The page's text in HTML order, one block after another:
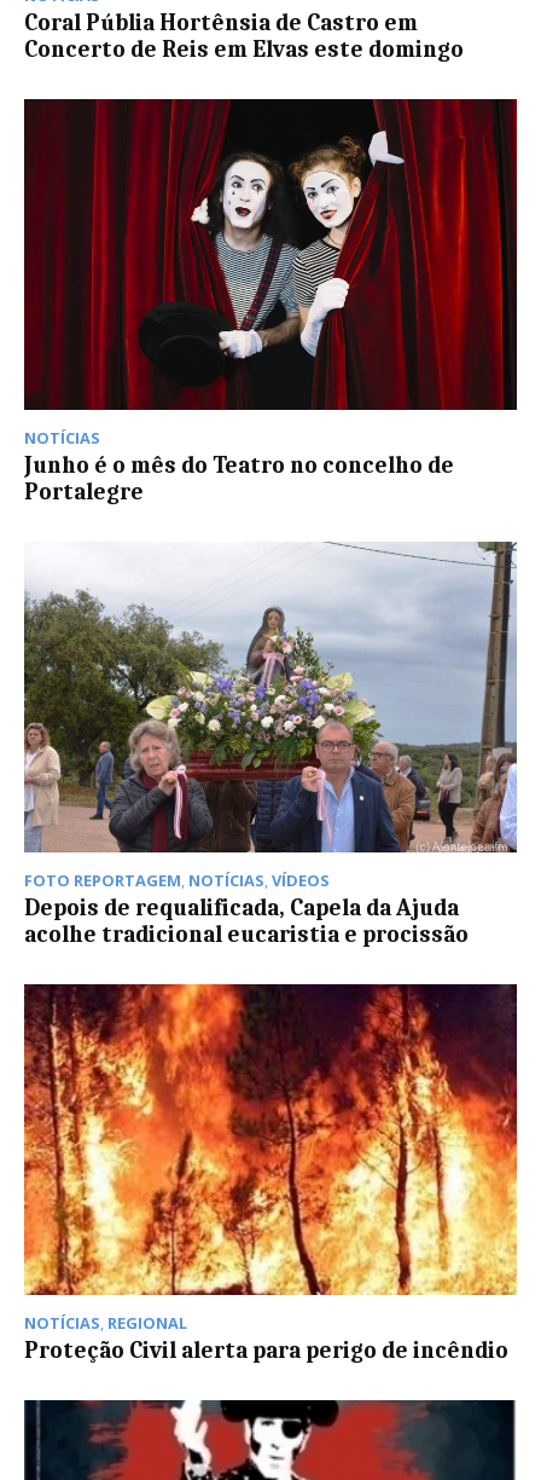
Coral Públia Hortênsia de Castro em
Concerto de Reis em Elvas este domingo
NOTÍCIAS
Junho é o mês do Teatro no concelho de
Portalegre
FOTO REPORTAGEM NOTÍCIAS VÍDEOS
Depois de requalificada, Capela da Ajuda
acolhe tradicional eucaristia e procissão
NOTÍCIAS, REGIONAL
Proteção Civil alerta para perigo de incêndio